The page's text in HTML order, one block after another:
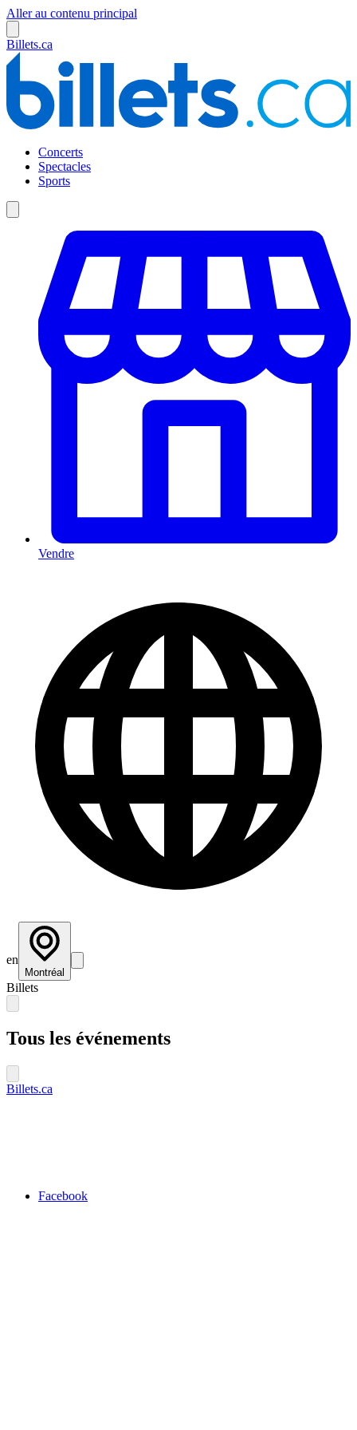
Aller au contenu principal
Billets.ca
Concerts
Spectacles
Sports
Vendre
en
Montréal
Billets
Tous les événements
Billets.ca
Facebook